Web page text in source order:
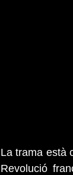
La trama està
Revolució